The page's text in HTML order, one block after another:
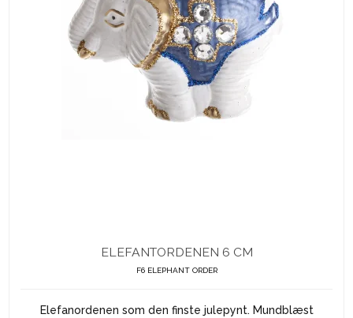
ELEFANTORDENEN 6 CM
F6 ELEPHANT ORDER
Elefanordenen som den finste julepynt. Mundblæst